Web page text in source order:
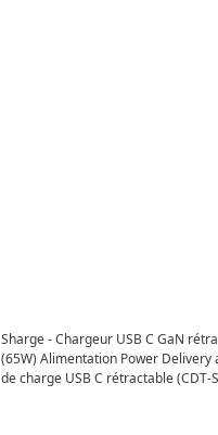
Sharge - Chargeur USB C GaN
(65W) Alimentation Power Delivery
de charge USB C rétractable (CDT-